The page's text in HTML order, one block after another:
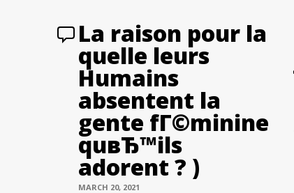
La raison pour la
quelle leurs
Humains
absentent la
gente fГ©minine
quвЂ™ils
adorent ? )
MARCH 20, 2021